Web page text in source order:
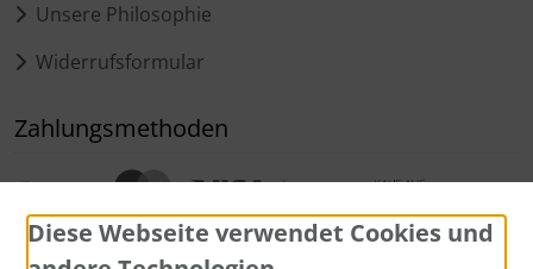
Unsere Philosophie
Widerrufsformular
Zahlungsmethoden
Diese Webseite verwendet Cookies und